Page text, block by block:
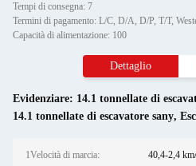
Tempi di consegna: 7
Termini di pagamento: L/C, D/A, D/P, T/T,
Capacità di alimentazione: 100
Dettaglio
Evidenziare: 14.1 tonnellate di
14.1 tonnellate di escavatore sany,
1Velocità di marcia: 40,4-2,4